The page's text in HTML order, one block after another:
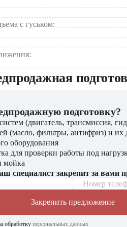
2035E?
объектов.
оборудования и конструкций.
и нефтегазовой отрасли.
конструкций
GMK 2035E?
– это сочетание надежности,
Выбор этой модели – это
можно купить в компании
складской техники,
с гуськом:
подготовку?
(двигатель, трансмиссия,
(масло, фильтры, антифриз) и их
оборудования
для проверки работы под
мойка
специалист закрепит за вами
Номер
Закрепить предложение
обработку персональных данных